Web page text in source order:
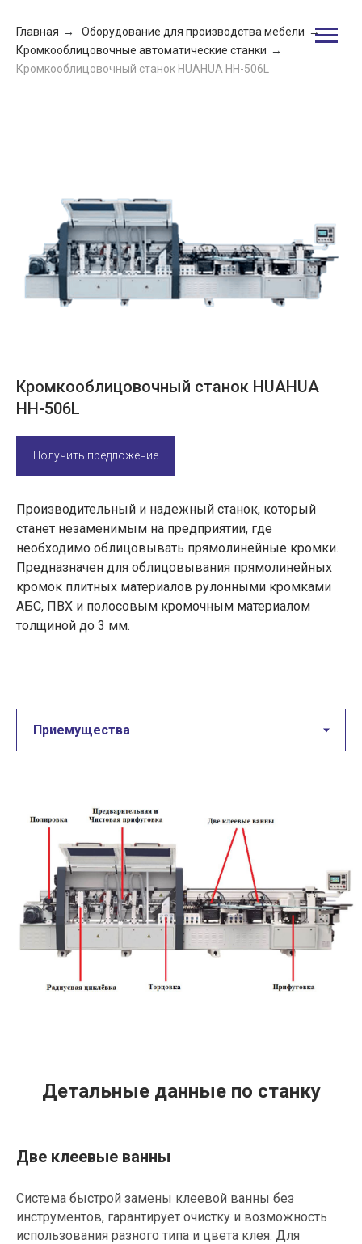
Главная → Оборудование для производства мебели →
Кромкооблицовочные автоматические станки →
Кромкооблицовочный станок HUAHUA HH-506L
Кромкооблицовочный станок HUAHUA
HH-506L
Получить предложение
Производительный и надежный станок, который
станет незаменимым на предприятии, где
необходимо облицовывать прямолинейные кромки.
Предназначен для облицовывания прямолинейных
кромок плитных материалов рулонными кромками
АБС, ПВХ и полосовым кромочным материалом
толщиной до 3 мм.
Детальные данные по станку
Две клеевые ванны
Система быстрой замены клеевой ванны без
инструментов, гарантирует очистку и возможность
использования разного типа и цвета клея. Для